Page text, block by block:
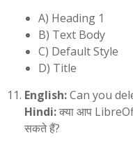
A) Heading 1
B) Text Body
C) Default Style
D) Title
English:Can you
Hindi:क्या आप
सकते हैं?